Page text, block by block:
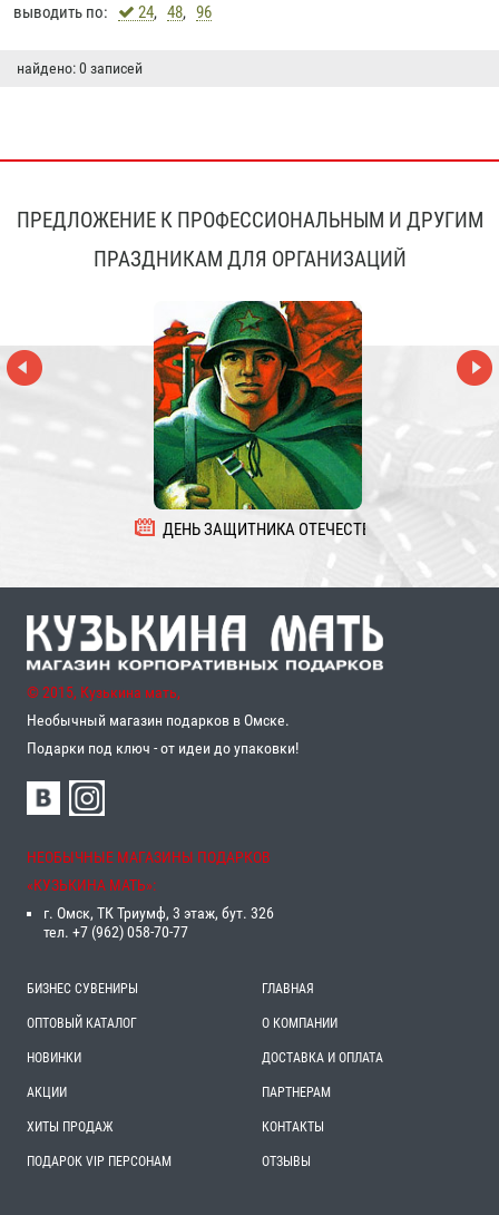
выводить по:
24, 48, 96
найдено: 0 записей
ПРЕДЛОЖЕНИЕ К ПРОФЕССИОНАЛЬНЫМ И ДРУГИМ
ПРАЗДНИКАМ ДЛЯ ОРГАНИЗАЦИЙ
ДЕНЬ ЗАЩИТНИКА ОТЕЧЕСТВА
© 2015, Кузькина мать,
Необычный магазин подарков в Омске.
Подарки под ключ - от идеи до упаковки!
НЕОБЫЧНЫЕ МАГАЗИНЫ ПОДАРКОВ
«‎КУЗЬКИНА МАТЬ»‎:
г. Омск, ТК Триумф, 3 этаж, бут. 326
тел. +7 (962) 058-70-77
БИЗНЕС СУВЕНИРЫ
ОПТОВЫЙ КАТАЛОГ
НОВИНКИ
АКЦИИ
ХИТЫ ПРОДАЖ
ПОДАРОК VIP ПЕРСОНАМ
ГЛАВНАЯ
О КОМПАНИИ
ДОСТАВКА И ОПЛАТА
ПАРТНЕРАМ
КОНТАКТЫ
ОТЗЫВЫ